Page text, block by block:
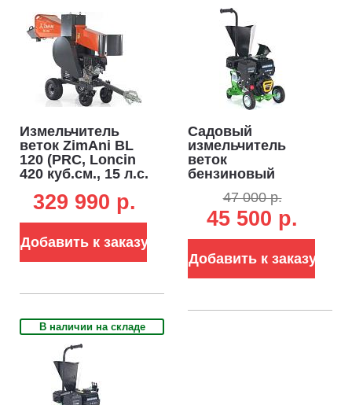
Измельчитель
веток ZimAni BL
120 (PRC, Loncin
420 куб.см., 15 л.с.
электростартером,
120 мм, двуосный
прицеп, 315 кг)
329 990 p.
Добавить к заказу
Садовый
измельчитель
веток
бензиновый
7.0 (RUS, Lifan 7.0
л.с., 196 см3,
ветки до 72 мм,
центробежное
сцепление, 48 кг.)
47 000 р.
45 500 р.
Добавить к заказу
В наличии на складе